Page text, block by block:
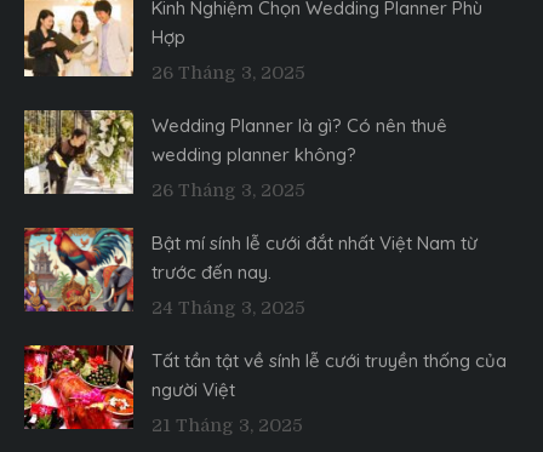
Kinh Nghiệm Chọn Wedding Planner Phù
Hợp
26 Tháng 3, 2025
Wedding Planner là gì? Có nên thuê
wedding planner không?
26 Tháng 3, 2025
Bật mí sính lễ cưới đắt nhất Việt Nam từ
trước đến nay.
24 Tháng 3, 2025
Tất tần tật về sính lễ cưới truyền thống của
người Việt
21 Tháng 3, 2025